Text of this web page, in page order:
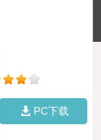
PC下载